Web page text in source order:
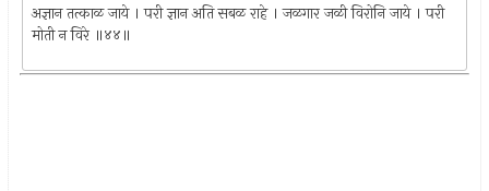
अज्ञान तत्काळ जाये । परी ज्ञान अति सबळ राहे । जळगार जळी विरोनि जाये । परी
मोती न विरे ॥४४॥